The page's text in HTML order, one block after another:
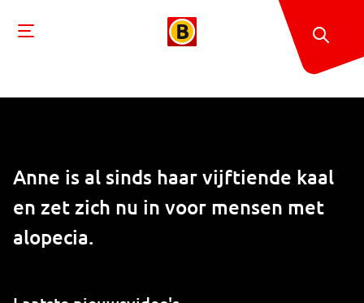
Anne is al sinds haar vijftiende kaal
en zet zich nu in voor mensen met
alopecia.